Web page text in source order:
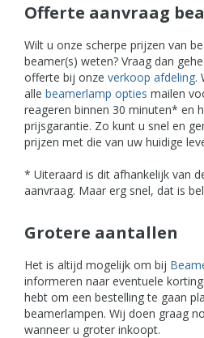
Offerte aanvraag
Wilt u onze scherpe prijzen van
beamer(s) weten? Vraag dan
offerte bij onze verkoop afdeling.
alle beamerlamp opties mailen
reageren binnen 30 minuten* en
prijsgarantie. Zo kunt u snel en
prijzen met die van uw huidige
* Uiteraard is dit afhankelijk van
aanvraag. Maar erg snel, dat is
Grotere aantallen
Het is altijd mogelijk om bij
informeren naar eventuele
hebt om een bestelling te gaan
beamerlampen. Wij doen graag
wanneer u groter inkoopt.